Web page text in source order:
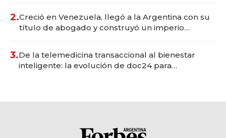
2.Creció en Venezuela, llegó a la Argentina con su
título de abogado y construyó un imperio
3.De la telemedicina transaccional al bienestar
inteligente: la evolución de doc24 para